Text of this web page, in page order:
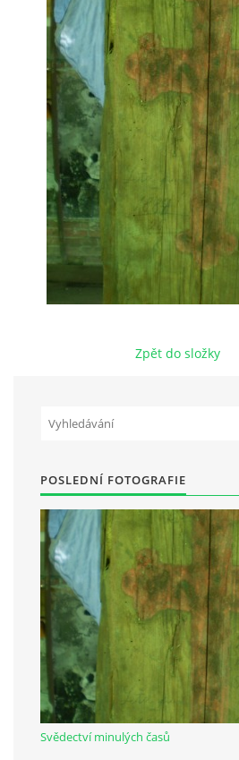
HRY OD ROKU 1973
VIDEOZÁZNAMY Z HER
FOTOALBUM
ČLENOVÉ - SOUČASNOST
HRY DO ROKU 1973
MÍSTO PRO VAŠE VZKAZY!!
Občanská vzdělávací jednota
257 24 Chocerady
IČ: 498 28 614
Kontaktní osoba:
Mgr. Miroslava
723 967 851
Mirkaci@email.cz
© 2026 eStránky.cz
Zpět do složky
POSLEDNÍ FOTOGRAFIE
Svědectví minulých časů